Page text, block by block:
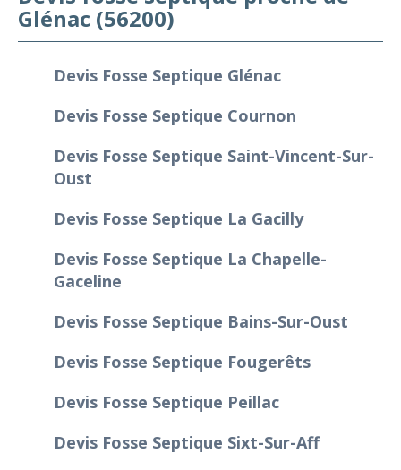
Glénac (56200)
Devis Fosse Septique Glénac
Devis Fosse Septique Cournon
Devis Fosse Septique Saint-Vincent-Sur-
Oust
Devis Fosse Septique La Gacilly
Devis Fosse Septique La Chapelle-
Gaceline
Devis Fosse Septique Bains-Sur-Oust
Devis Fosse Septique Fougerêts
Devis Fosse Septique Peillac
Devis Fosse Septique Sixt-Sur-Aff